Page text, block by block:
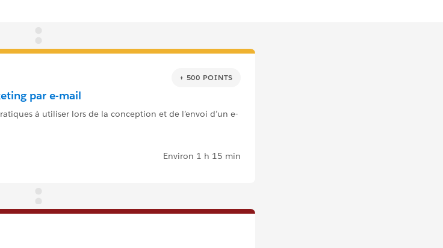
+ 500 POINTS
par e-mail
à utiliser lors de la conception et de l’envoi d’un e-
Environ 1 h 15 min